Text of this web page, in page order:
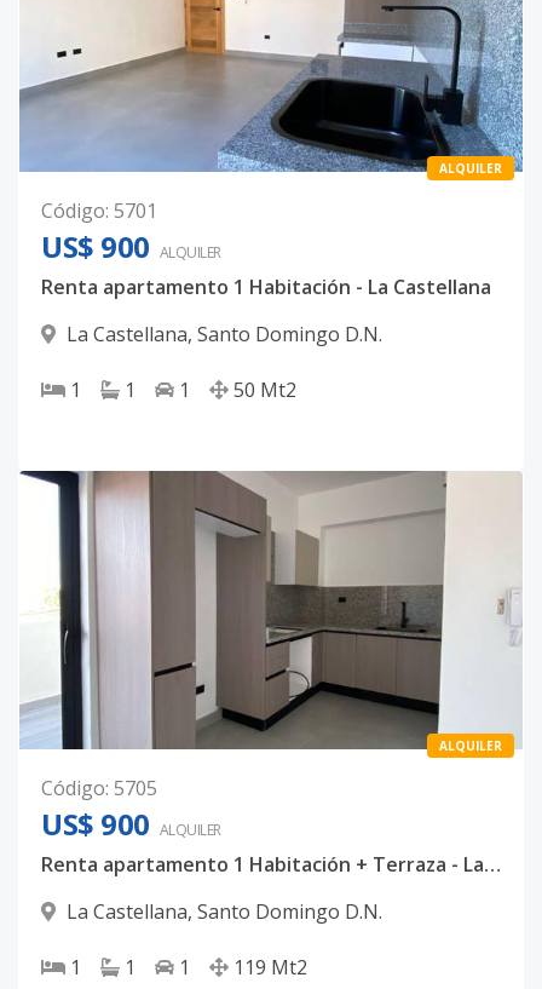
ALQUILER
Código: 5701
US$ 900 ALQUILER
Renta apartamento 1 Habitación - La Castellana
La Castellana, Santo Domingo D.N.
1 1 1 50 Mt2
ALQUILER
Código: 5705
US$ 900 ALQUILER
Renta apartamento 1 Habitación + Terraza - La Castellana
La Castellana, Santo Domingo D.N.
1 1 1 119 Mt2